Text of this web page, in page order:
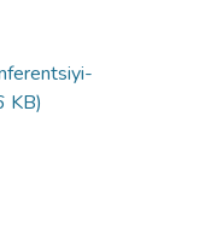
KB)